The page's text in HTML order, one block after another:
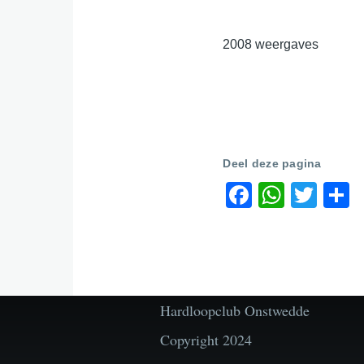
2008 weergaves
Deel deze pagina
Facebook
Hardloopclub Onstwedde
Copyright 2024